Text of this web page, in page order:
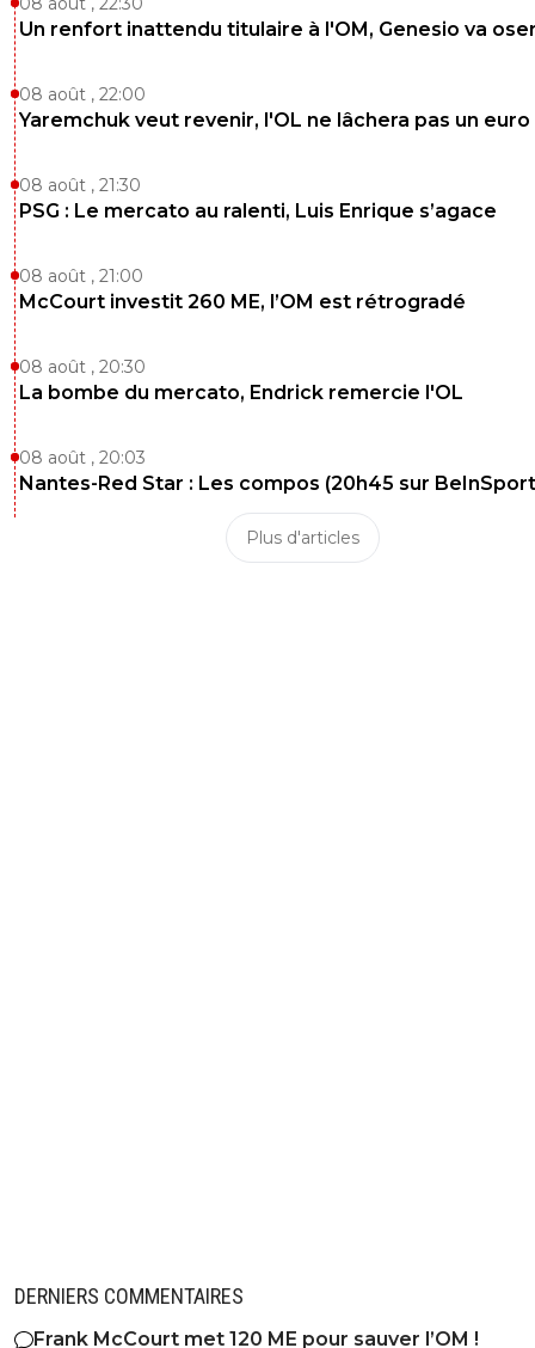
Un renfort inattendu titulaire à l'OM, Genesio va
08 août , 22:00
Yaremchuk veut revenir, l'OL ne lâchera pas un euro
08 août , 21:30
PSG : Le mercato au ralenti, Luis Enrique s’agace
08 août , 21:00
McCourt investit 260 ME, l’OM est rétrogradé
08 août , 20:30
La bombe du mercato, Endrick remercie l'OL
08 août , 20:03
Nantes-Red Star : Les compos (20h45 sur
Plus d'articles
DERNIERS COMMENTAIRES
Frank McCourt met 120 ME pour sauver l’OM !